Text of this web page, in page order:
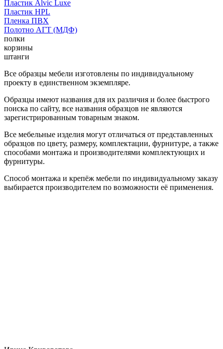
Пластик Alvic Luxe
Пластик HPL
Пленка ПВХ
Полотно АГТ (МДФ)
полки
корзины
штанги
Все образцы мебели изготовлены по индивидуальному
проекту в единственном экземпляре.
Образцы имеют названия для их различия и более быстрого
поиска по сайту, все названия образцов не являются
зарегистрированным товарным знаком.
Все мебельные изделия могут отличаться от представленных
образцов по цвету, размеру, комплектации, фурнитуре, а также
способами монтажа и производителями комплектующих и
фурнитуры.
Способ монтажа и крепёж мебели по индивидуальному заказу
выбирается производителем по возможности её применения.